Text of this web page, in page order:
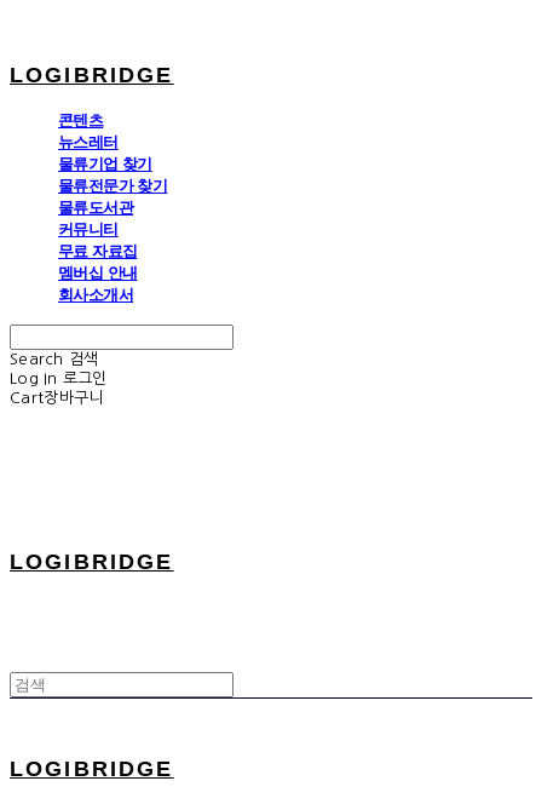
LOGIBRIDGE
콘텐츠
뉴스레터
물류기업 찾기
물류전문가 찾기
물류도서관
커뮤니티
무료 자료집
멤버십 안내
회사소개서
Search
검색
Log In 로그인
Cart장바구니
LOGIBRIDGE
LOGIBRIDGE